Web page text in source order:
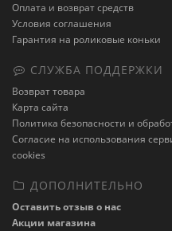
Оплата и возврат средств
Условия соглашения
Гарантия на роликовые коньки
СЛУЖБА ПОДДЕРЖКИ
Возврат товара
Карта сайта
Политика безопасности и
Cогласие на использования
cookies
ДОПОЛНИТЕЛЬНО
Оставить отзыв о нас
Акции магазина